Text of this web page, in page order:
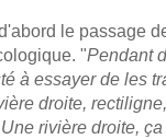
le passage
"Pendant
à essayer de les
droite,
rivière droite,